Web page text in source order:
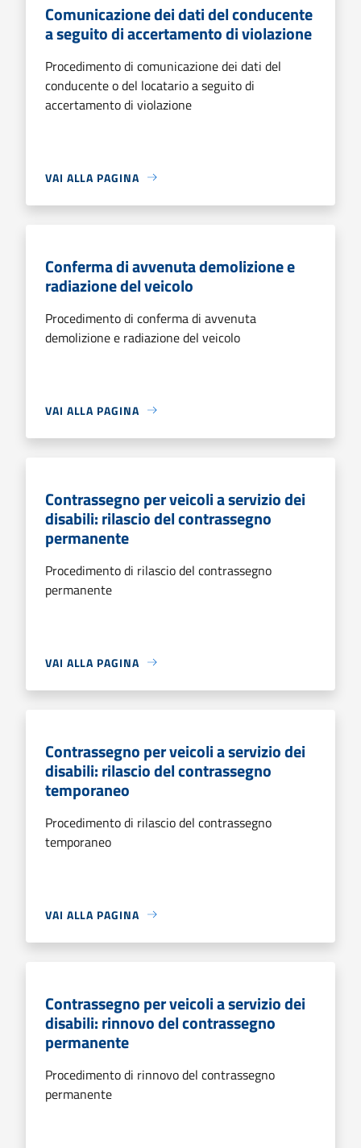
Comunicazione dei dati del conducente
a seguito di accertamento di violazione
Procedimento di comunicazione dei dati del
conducente o del locatario a seguito di
accertamento di violazione
VAI ALLA PAGINA
Conferma di avvenuta demolizione e
radiazione del veicolo
Procedimento di conferma di avvenuta
demolizione e radiazione del veicolo
VAI ALLA PAGINA
Contrassegno per veicoli a servizio dei
disabili: rilascio del contrassegno
permanente
Procedimento di rilascio del contrassegno
permanente
VAI ALLA PAGINA
Contrassegno per veicoli a servizio dei
disabili: rilascio del contrassegno
temporaneo
Procedimento di rilascio del contrassegno
temporaneo
VAI ALLA PAGINA
Contrassegno per veicoli a servizio dei
disabili: rinnovo del contrassegno
permanente
Procedimento di rinnovo del contrassegno
permanente